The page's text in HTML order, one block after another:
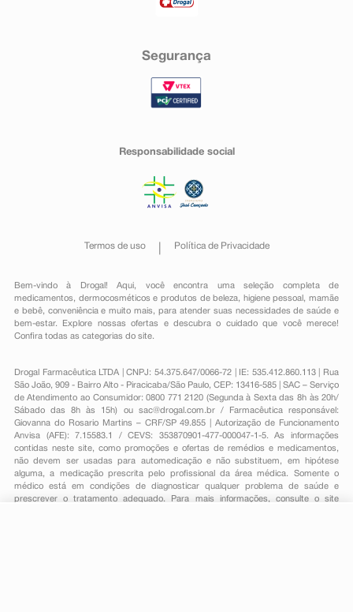
Segurança
Responsabilidade social
Termos de uso Política de Privacidade
Bem-vindo à Drogal! Aqui, você encontra uma seleção completa de
medicamentos , dermocosméticos e produtos de beleza, higiene pessoal ,mamãe
e bebê, conveniênciae muito mais, para atender suas necessidades de saúde e
bem-estar. Explore nossas ofertas e descubra o cuidado que você merece!
Confira todas as categorias do site.
Drogal Farmacêutica LTDA | CNPJ: 54.375.647/0066-72 | IE: 535.412.860.113 | Rua
São João, 909 - Bairro Alto - Piracicaba/São Paulo, CEP: 13416-585 | SAC – Serviço
de Atendimento ao Consumidor: 0800 771 2120 (Segunda à Sexta das 8h às 20h/
Sábado das 8h às 15h) ou sac@drogal.com.br/ Farmacêutica responsável:
Giovanna do Rosario Martins – CRF/SP 49.855 | Autorização de Funcionamento
Anvisa (AFE): 7.15583.1 / CEVS: 353870901-477-000047-1-5. As informações
contidas neste site, como promoções e ofertas de remédios e medicamentos,
não devem ser usadas para automedicação e não substituem, em hipótese
alguma, a medicação prescrita pelo profissional da área médica. Somente o
médico está em condições de diagnosticar qualquer problema de saúde e
prescrever o tratamento adequado. Para mais informações, consulte o site